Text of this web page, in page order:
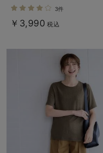
ッチリブパンツ マタニティ・産後
【出産後も長く使える】
3件
￥3,990 税込